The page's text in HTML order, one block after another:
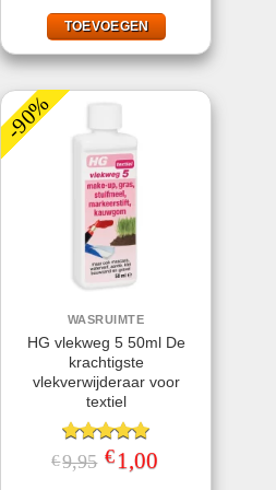
€8,99. €4,99.
TOEVOEGEN
-90%
WASRUIMTE
HG vlekweg 5 50ml De
krachtigste
vlekverwijderaar voor
textiel
Gewaardeerd
5.00uit 5
€9,95 Oorspronkelijke
prijs
€ 1,00Huidige